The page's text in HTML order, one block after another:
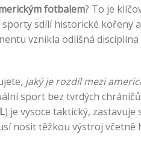
fotbalem? To je
sdílí historické kořeny
vznikla odlišná
jaký je rozdíl mezi
sport bez tvrdých
) je vysoce taktický, zastavuje
nosit těžkou výstroj včetně